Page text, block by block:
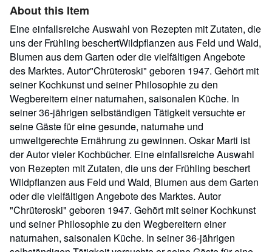
stars
About this Item
Eine einfallsreiche Auswahl von Rezepten mit Zutaten, die
uns der Frühling beschertWildpflanzen aus Feld und Wald,
Blumen aus dem Garten oder die vielfältigen Angebote
des Marktes. Autor"Chrüteroski" geboren 1947. Gehört mit
seiner Kochkunst und seiner Philosophie zu den
Wegbereitern einer naturnahen, saisonalen Küche. In
seiner 36-jährigen selbständigen Tätigkeit versuchte er
seine Gäste für eine gesunde, naturnahe und
umweltgerechte Ernährung zu gewinnen. Oskar Marti ist
der Autor vieler Kochbücher. Eine einfallsreiche Auswahl
von Rezepten mit Zutaten, die uns der Frühling beschert
Wildpflanzen aus Feld und Wald, Blumen aus dem Garten
oder die vielfältigen Angebote des Marktes. Autor
"Chrüteroski" geboren 1947. Gehört mit seiner Kochkunst
und seiner Philosophie zu den Wegbereitern einer
naturnahen, saisonalen Küche. In seiner 36-jährigen